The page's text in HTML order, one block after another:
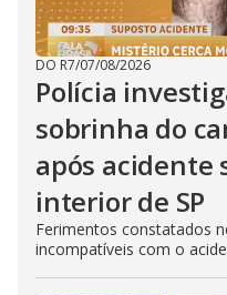
DO R7/07/08/2026
Polícia
sobrinha do
após acidente
interior de SP
Ferimentos constatados
incompatíveis com o